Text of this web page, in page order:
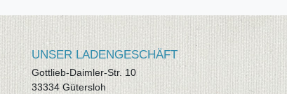
UNSER LADENGESCHÄFT
Gottlieb-Daimler-Str. 10
33334 Gütersloh